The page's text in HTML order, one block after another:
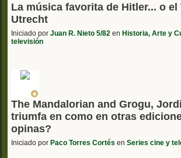
La música favorita de Hitler... o el
Utrecht
Iniciado por Juan R. Nieto 5/82 en Historia, Arte y
televisión
The Mandalorian and Grogu,
triumfa en como en otras
opinas?
Iniciado por Paco Torres Cortés en Series cine y